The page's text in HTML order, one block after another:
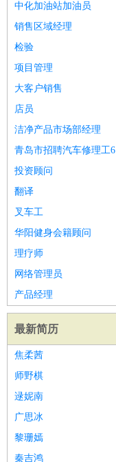
中化加油站加油员
销售区域经理
检验
项目管理
大客户销售
店员
洁净产品市场部经理
青岛市招聘汽车修理工6
投资顾问
翻译
叉车工
华阳健身会籍顾问
理疗师
网络管理员
产品经理
最新简历
焦柔茜
师野棋
逯妮南
广思冰
黎珊嫣
秦吉鸿